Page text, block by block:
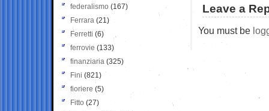
Leave a
You must be
federalismo (167)
Ferrara (21)
Ferretti (6)
ferrovie (133)
finanziaria (325)
Fini (821)
fioriere (5)
Fitto (27)